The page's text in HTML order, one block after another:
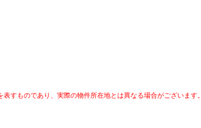
すものであり、実際の物件所在地とは異なる場合がございます。